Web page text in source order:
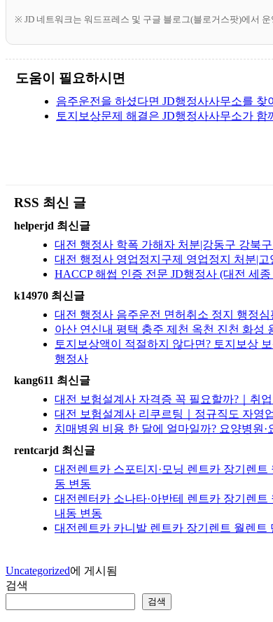
※ JD 네트워크는 워드프레스 및 구글 블로그(블로거스팟)에서
도움이 필요하시면
음주운전을 하셨다면 JD행정사사무소를 찾
토지보상문제 해결은 JD행정사사무소가 함
RSS 최신 글
helperjd 최신글
대전 행정사 학폭 가해자 처분|강동구 강북
대전 행정사 영업정지구제 영업정지 처분|
HACCP 해썹 인증 전문 JD행정사 (대전 세
k14970 최신글
대전 행정사 음주운전 면허취소 정지 행정
아산 연신내 평택 충주 제천 옥천 진천 화성
토지보상액이 적절하지 않다면? 토지보상
행정사
kang611 최신글
대전 보험설계사 자격증 꼭 필요할까?｜취
대전 보험설계사 리쿠르팅｜정규직도 자영
치매병원 비용 한 달에 얼마일까? 요양병원
rentcarjd 최신글
대전렌트카 스포티지·모닝 렌트카 장기렌
동 변동
대전렌터카 소나타·아반테 렌트카 장기렌
내동 변동
대전렌트카 카니발 렌트카 장기렌트 월렌
Uncategorized에 게시됨
검색
검색